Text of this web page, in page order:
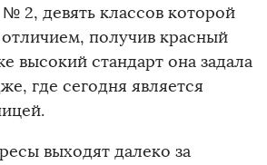
2, девять классов которой
получив красный
высокий стандарт она задала
где сегодня является
выходят далеко за